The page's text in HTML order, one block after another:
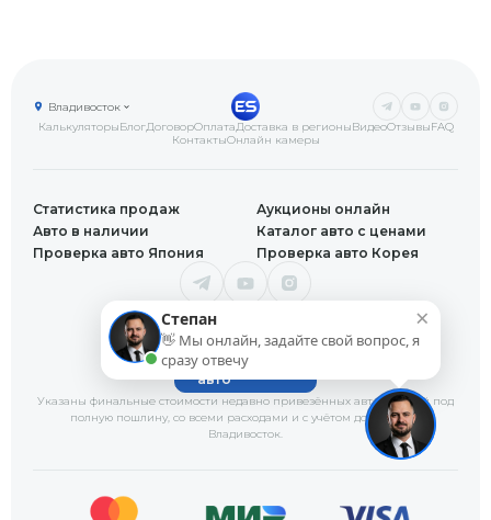
КалькуляторыБлогДоговорОплатаДоставка в регионыВидеоОтзывыFAQ
КонтактыОнлайн камеры
Владивосток
+7 (423) 205-46-80
Офис в г.Владивосток закрыт
Статистика продаж
Аукционы онлайн
Авто в наличии
Каталог авто с ценами
Проверка авто Япония
Проверка авто Корея
Указаны финальные стоимости недавно привезённых автомобилей под
полную пошлину, со всеми расходами и с учётом доставкиво
Владивосток.
Заказать
авто
×
Степан
👋 Мы онлайн, задайте свой вопрос, я
сразу отвечу